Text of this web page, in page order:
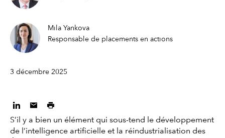
Mila Yankova
Responsable de placements en actions
3 décembre 2025
S’il y a bien un élément qui sous-tend le développement
de l’intelligence artificielle et la réindustrialisation des